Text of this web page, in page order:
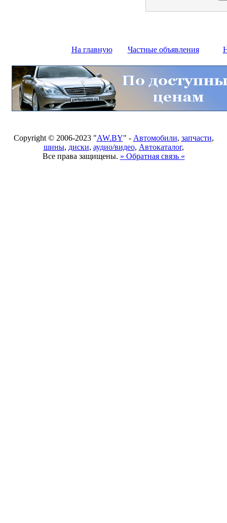
На главную Частные объявления
Copyright © 2006-2023 "AW.BY" - Автомобили, запчасти,
шины, диски, аудио/видео, Автокаталог,
Все права защищены. » Обратная связь «